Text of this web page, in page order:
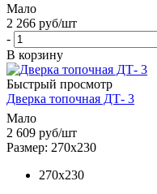
Мало
2 266 руб/шт
-
В корзину
Быстрый просмотр
Дверка топочная ДТ- 3
Мало
2 609 руб/шт
Размер: 270х230
270х230